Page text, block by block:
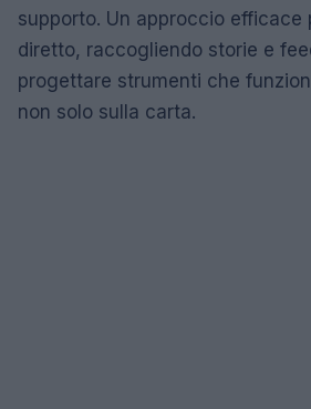
supporto. Un approccio efficace
diretto, raccogliendo storie e
progettare strumenti che
non solo sulla carta.